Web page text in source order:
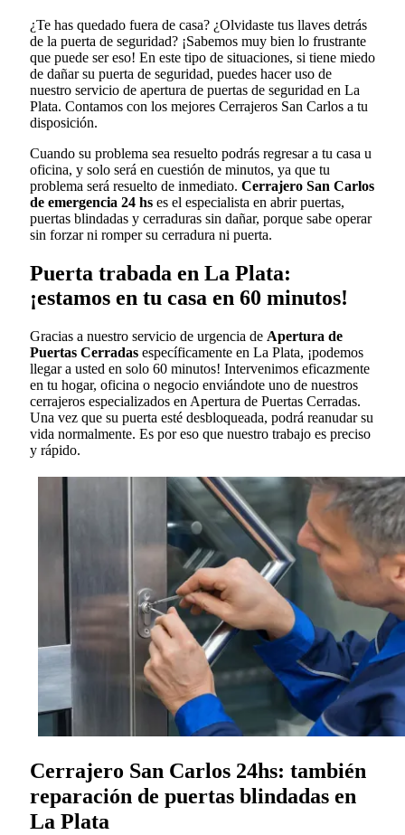
¿Te has quedado fuera de casa? ¿Olvidaste tus llaves detrás
de la puerta de seguridad? ¡Sabemos muy bien lo frustrante
que puede ser eso! En este tipo de situaciones, si tiene miedo
de dañar su puerta de seguridad, puedes hacer uso de
nuestro servicio de apertura de puertas de seguridad en La
Plata. Contamos con los mejores Cerrajeros San Carlos a tu
disposición.
Cuando su problema sea resuelto podrás regresar a tu casa u
oficina, y solo será en cuestión de minutos, ya que tu
problema será resuelto de inmediato. Cerrajero San Carlos
de emergencia 24 hs es el especialista en abrir puertas,
puertas blindadas y cerraduras sin dañar, porque sabe operar
sin forzar ni romper su cerradura ni puerta.
Puerta trabada en La Plata:
¡estamos en tu casa en 60 minutos!
Gracias a nuestro servicio de urgencia de Apertura de
Puertas Cerradas específicamente en La Plata, ¡podemos
llegar a usted en solo 60 minutos! Intervenimos eficazmente
en tu hogar, oficina o negocio enviándote uno de nuestros
cerrajeros especializados en Apertura de Puertas Cerradas.
Una vez que su puerta esté desbloqueada, podrá reanudar su
vida normalmente. Es por eso que nuestro trabajo es preciso
y rápido.
Cerrajero San Carlos 24hs: también
reparación de puertas blindadas en
La Plata